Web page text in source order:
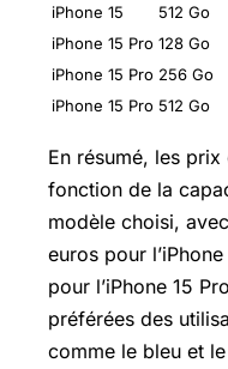
iPhone 15
512 Go
iPhone 15 Pro 128 Go
iPhone 15 Pro 256 Go
iPhone 15 Pro 512 Go
En résumé, les prix
fonction de la
modèle choisi,
euros pour
pour l’iPhone 15
préférées des
comme le bleu et